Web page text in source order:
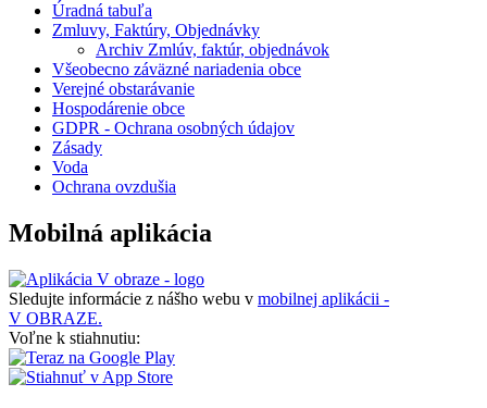
Úradná tabuľa
Zmluvy, Faktúry, Objednávky
Archiv Zmlúv, faktúr, objednávok
Všeobecno záväzné nariadenia obce
Verejné obstarávanie
Hospodárenie obce
GDPR - Ochrana osobných údajov
Zásady
Voda
Ochrana ovzdušia
Mobilná aplikácia
Sledujte informácie z nášho webu v mobilnej aplikácii -
V OBRAZE.
Voľne k stiahnutiu: